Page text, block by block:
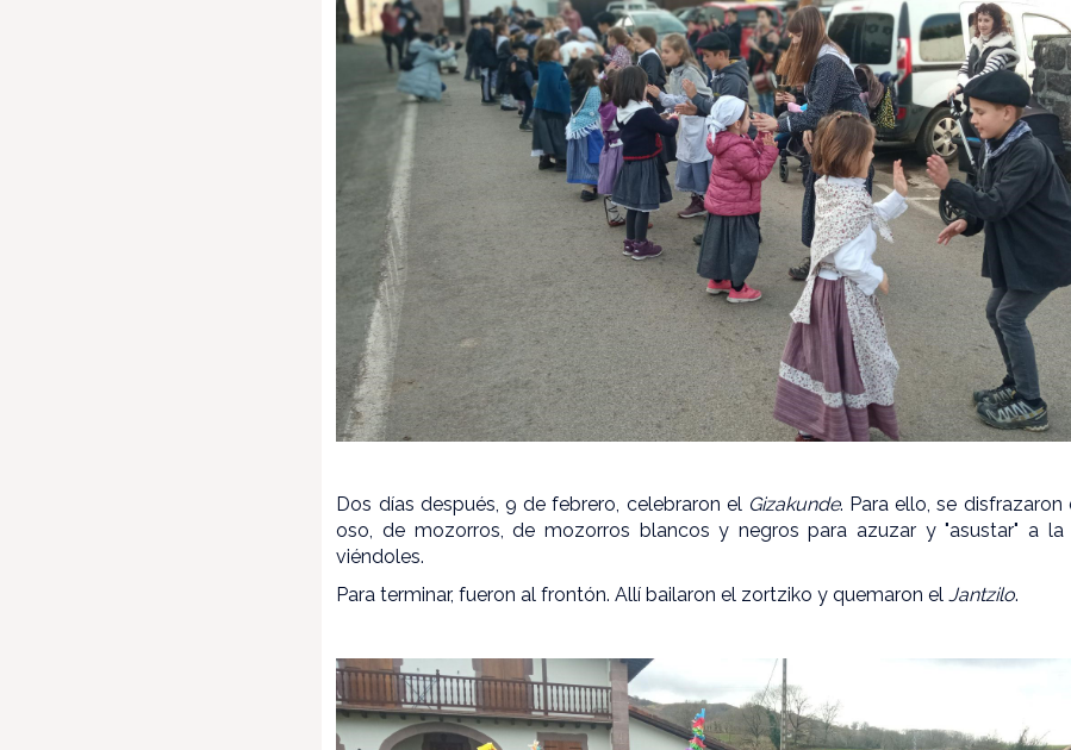
Dos días después, 9 de febrero, celebraron el Gizakunde. Para ello, se
oso, de mozorros, de mozorros blancos y negros para azuzar y "asustar" a
viéndoles.
Para terminar, fueron al frontón. Allí bailaron el zortziko y quemaron elJantzilo.